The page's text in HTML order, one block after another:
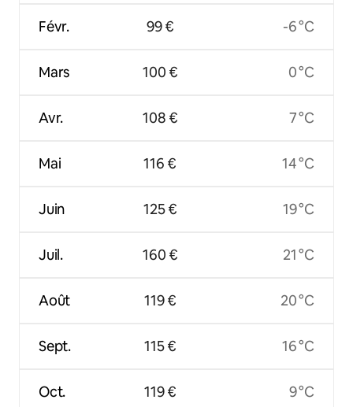
Févr.
Mars
Avr.
Mai
Juin
Juil.
Août
Sept.
Oct.
99 €
100 €
108 €
116 €
125 €
160 €
119 €
115 €
119 €
-6 °C
0 °C
7 °C
14 °C
19 °C
21 °C
20 °C
16 °C
9 °C